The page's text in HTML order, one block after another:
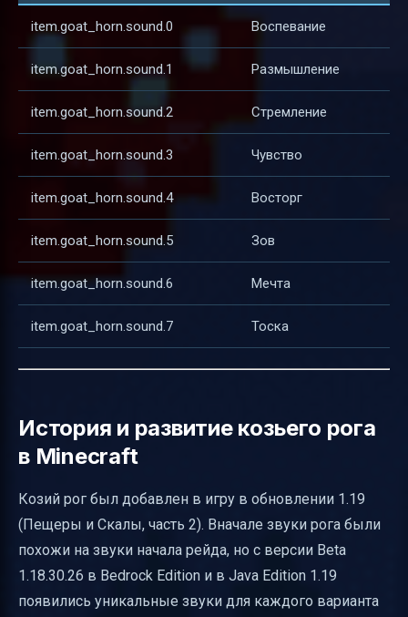
item.goat_horn.sound.0 Воспевание
item.goat_horn.sound.1 Размышление
item.goat_horn.sound.2 Стремление
item.goat_horn.sound.3 Чувство
item.goat_horn.sound.4 Восторг
item.goat_horn.sound.5 Зов
item.goat_horn.sound.6 Мечта
item.goat_horn.sound.7 Тоска
История и развитие козьего рога
в Minecraft
Козий рог был добавлен в игру в обновлении 1.19
(Пещеры и Скалы, часть 2). Вначале звуки рога были
похожи на звуки начала рейда, но с версии Beta
1.18.30.26 в Bedrock Edition и в Java Edition 1.19
появились уникальные звуки для каждого варианта